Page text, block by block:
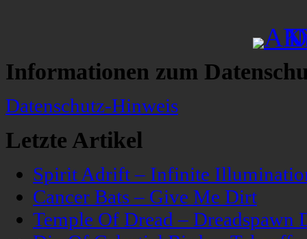
Informationen zum
Datenschutz-Hinweis
Letzte Artikel
Spirit Adrift – Infinite
Cancer Bats – Give Me Dirt
Temple Of Dread – Dreadspawn